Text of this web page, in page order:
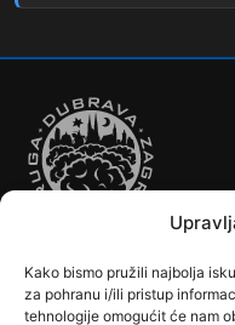
Kako bismo pružili najbolja
za pohranu i/ili pristup
tehnologije omogućit će nam
223 Dubec – Trnovčica
224 Dubec – Novoselec
Dubec – Borongaj
261 Dubec – Sesvete –
Autobusi Automobilizam
Cookie Policy (EU)
Crkve,